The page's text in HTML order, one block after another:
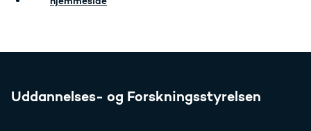
Uddannelses- og Forskningsstyrelsen